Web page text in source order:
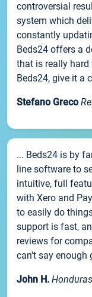
controversial
system which
constantly
Beds24 offers a
that is really hard
Beds24, give it a
Stefano Greco
... Beds24 is by
line software to
intuitive, full
with Xero and
to easily do
support is fast,
reviews for
can't say enough
John H.